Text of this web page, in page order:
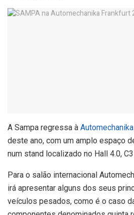
A Sampa regressa à
deste ano, com um amplo espaço
num stand localizado no Hall 4.0,
Para o salão internacional
irá apresentar alguns dos seus
veículos pesados, como é o caso